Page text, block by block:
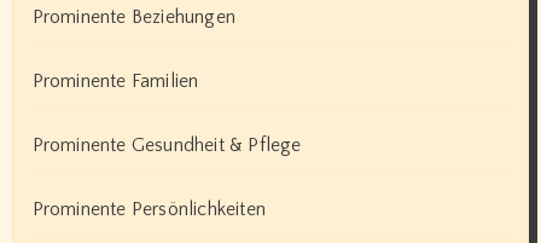
Prominente Beziehungen
Prominente Familien
Prominente Gesundheit & Pflege
Prominente Persönlichkeiten